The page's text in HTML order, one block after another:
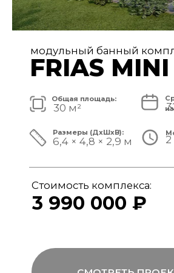
4 890 000 ₽
Монтаж:
2 дня
8,4 × 4,8 × 3,1 м
Размеры (ДxШxВ):
32 дня
изготовления:
40 м²
модульный банный комплекс